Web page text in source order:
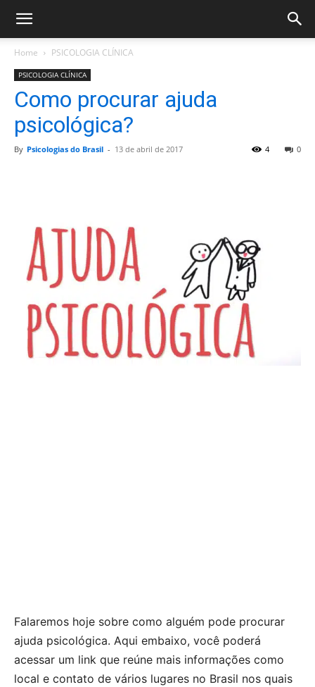
Home PSICOLOGIA CLÍNICA
PSICOLOGIA CLÍNICA
Como procurar ajuda
psicológica?
By Psicologias do Brasil - 13 de abril de 2017 0
4
Falaremos hoje sobre como alguém pode procurar
ajuda psicológica. Aqui embaixo, você poderá
acessar um link que reúne mais informações como
local e contato de vários lugares no Brasil nos quais